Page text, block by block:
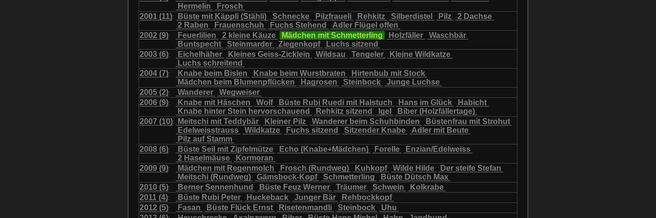
Uhu mit Jungen Waschbär
Hermelin
Frosch
2001 (11): Büste mit Käppli (Stähli) Schnecke Pilzfraueli Rehkitz Silberdistel Pilz
2 Dachse
2 Raben
Frauenschuh Fuchs Stehend
Adler Flügel offen
2002 (9): Feuerlilien 2 kleine Käuze Mädchen mit Schmetterling Holzfäller
Waschbär
Buntspecht
Steinmarder Ziegenkopf
Luchs sitzend
2003 (6): Eichelhäher Kleines Geiss-Zicklein Wildsau Tengeler
Kleine Wildkatze
Luchs schreitend
2004 (7): Knabe beim Bislen Knabe beim Wurstbraten
Hirtenbub mit Stock
Mädchen beim Blumenpflücken
Hagrosen Steinbock
Junge Luchse
2005 (2): Wanderer
Wegweiser
2006 (9): Knabe mit Häschen Wolf Büste Rubi Ruedi mit Halstuch Hans im Glück
Habicht
Knabe hinter Stein hervorschauend
Rehkitz sitzend Igel
Biber (Holzfällertage)
2007 (10): Meitschi mit Teddybär Kleiner Pilz Wanderer beim Schuhbinden
Büstenfrau mit Strohut
Edelweisstrauss
Wildkatze Fuchs sitzend Sitzender Knabe
Adler mit Beute
Pilz auf Stamm
2008 (6): Büste Seil mit Zipfelmütze Echo (Knabe+Mädchen) Forelle
Enzian/Edelweiss
2 Haselmäuse
Kormoran
2009 (9): Mädchen mit Regenmolch Frosch (Rundweg) Kuhkopf Wilde Hilde
Der steife Stefan
Meitschi (Rundweg)
Gämsbock-Kopf Schmetterling
Büste Dütsch Max
2010 (5): Berner Sennenhund Büste Feuz Werner Träumer Schwein
Kolkrabe
2011 (4): Büste Rubi Peter Huckeback Junger Bär
Rehbockkopf
2012 (5): Fasan Büste Flück Ernst Risetenmandli Steinbock
Uhu